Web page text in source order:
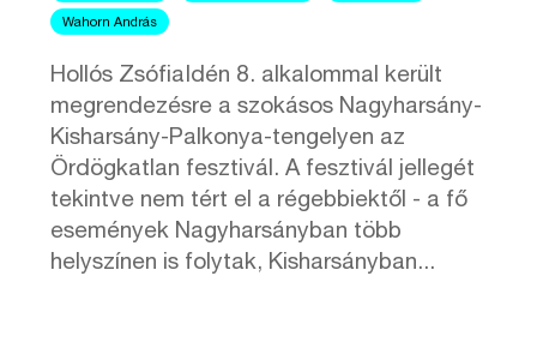
Wahorn András
Hollós ZsófiaIdén 8. alkalommal került
megrendezésre a szokásos Nagyharsány-
Kisharsány-Palkonya-tengelyen az
Ördögkatlan fesztivál. A fesztivál jellegét
tekintve nem tért el a régebbiektől - a fő
események Nagyharsányban több
helyszínen is folytak, Kisharsányban...